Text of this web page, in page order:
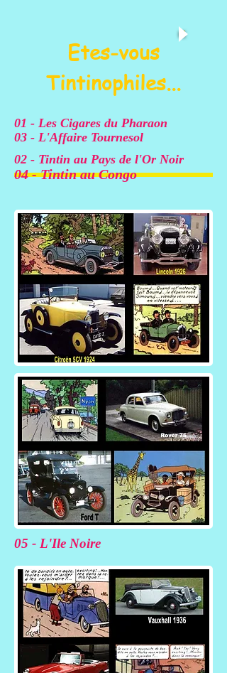
Etes-vous
Tintinophiles...
01 - Les Cigares du Pharaon
02 - Tintin au Pays de l'Or Noir
03 - L'Affaire Tournesol
04 - Tintin au Congo
05 - L'Ile Noire